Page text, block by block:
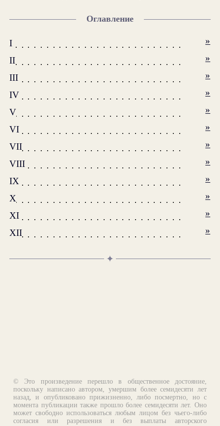
Оглавление
I
»
II
»
III
»
IV
»
V
»
VI
»
VII
»
VIII
»
IX
»
X
»
XI
»
XII
»
✦
© Это произведение перешло в общественное достояние,
поскольку написано автором, умершим более семидесяти лет
назад, и опубликовано прижизненно, либо посмертно, но с
момента публикации также прошло более семидесяти лет. Оно
может свободно использоваться любым лицом без чьего-либо
согласия или разрешения и без выплаты авторского